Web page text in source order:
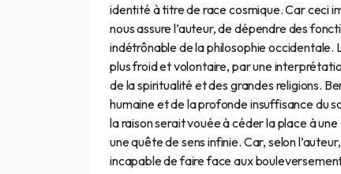
identité à titre de race cosmique. Car ceci
nous assure l’auteur, de dépendre des
indétrônable de la philosophie
plus froid et volontaire, par une
de la spiritualité et des grandes religions.
humaine et de la profonde insuffisance du
la raison serait vouée à céder la place à
une quête de sens infinie. Car, selon
incapable de faire face aux